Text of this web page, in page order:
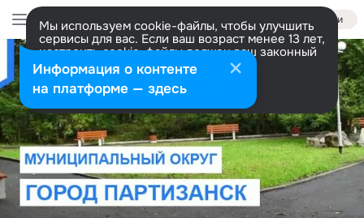
Войти
Мы используем cookie-файлы, чтобы улучшить
сервисы для вас. Если ваш возраст менее 13 лет,
настроить cookie-файлы должен ваш законный
представитель. Больше информации
Разрешить все Настроить
Информация о контенте
на платформе — здесь